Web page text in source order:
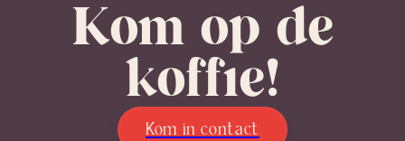
Kom op de
koffie!
Kom in contact